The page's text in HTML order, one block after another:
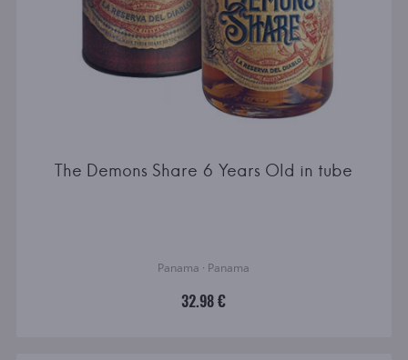
The Demons Share 6 Years Old in tube
Panama · Panama
32.98 €